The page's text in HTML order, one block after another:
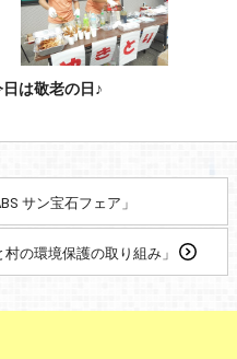
日は敬老の日♪
サン宝石フェア」
の環境保護の取り組み」